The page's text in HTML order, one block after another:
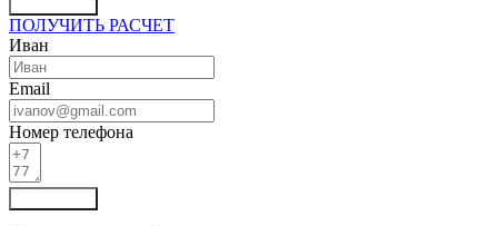
ПОЛУЧИТЬ РАСЧЕТ
Иван
Email
Номер телефона